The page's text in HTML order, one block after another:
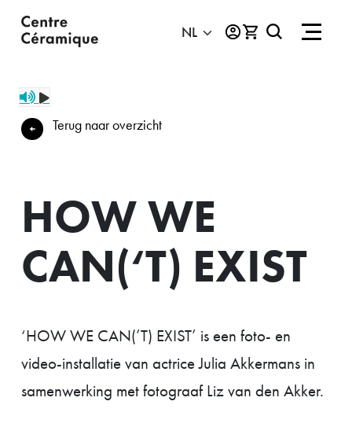
Terug naar overzicht
HOW WE
CAN(‘T) EXIST
‘HOW WE CAN(’T) EXIST’ is een foto- en
video-installatie van actrice Julia Akkermans in
samenwerking met fotograaf Liz van den Akker.